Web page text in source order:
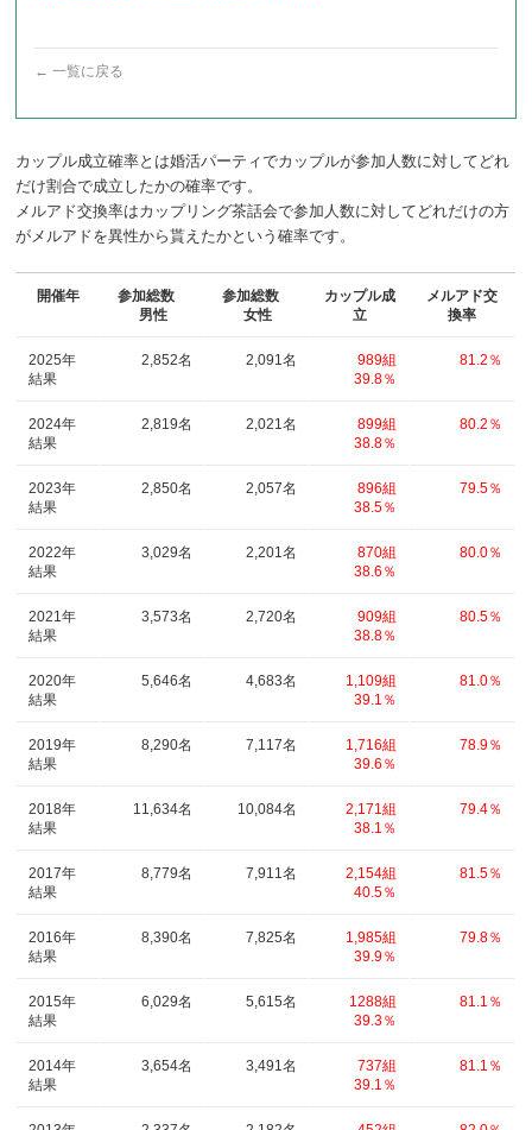
← 一覧に戻る
カップル成立確率とは婚活パーティでカップルが参加人数に対してどれ
だけ割合で成立したかの確率です。
メルアド交換率はカップリング茶話会で参加人数に対してどれだけの方
がメルアドを異性から貰えたかという確率です。
開催年
参加総数
男性
参加総数
女性
カップル成
立
メルアド交
換率
2025年
結果
2,852名 2,091名
989組
39.8％
81.2％
2024年
結果
2,819名 2,021名
899組
38.8％
80.2％
2023年
結果
2,850名 2,057名
896組
38.5％
79.5％
2022年
結果
3,029名 2,201名
870組
38.6％
80.0％
2021年
結果
3,573名 2,720名
909組
38.8％
80.5％
2020年
結果
5,646名 4,683名
1,109組
39.1％
81.0％
2019年
結果
8,290名 7,117名
1,716組
39.6％
78.9％
2018年
結果
11,634名 10,084名
2,171組
38.1％
79.4％
2017年
結果
8,779名 7,911名
2,154組
40.5％
81.5％
2016年
結果
8,390名 7,825名
1,985組
39.9％
79.8％
2015年
結果
6,029名 5,615名
1288組
39.3％
81.1％
2014年
結果
3,654名 3,491名
737組
39.1％
81.1％